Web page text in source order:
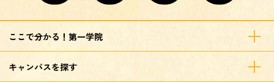
ここで分かる！第一学院
キャンパスを探す